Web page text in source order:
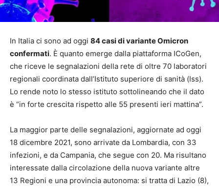
In Italia ci sono ad oggi 84 casi di variante Omicron
confermati. È quanto emerge dalla piattaforma ICoGen,
che riceve le segnalazioni della rete di oltre 70 laboratori
regionali coordinata dall’Istituto superiore di sanità (Iss).
Lo rende noto lo stesso istituto sottolineando che il dato
è “in forte crescita rispetto alle 55 presenti ieri mattina”.
La maggior parte delle segnalazioni, aggiornate ad oggi
18 dicembre 2021, sono arrivate da Lombardia, con 33
infezioni, e da Campania, che segue con 20. Ma risultano
interessate dalla circolazione della nuova variante altre
13 Regioni e una provincia autonoma: si tratta di Lazio (8),